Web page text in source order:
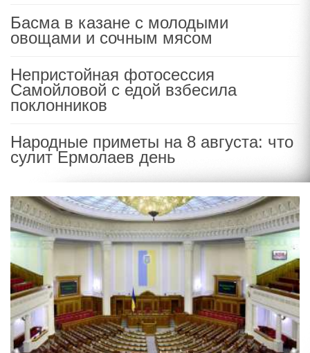
Басма в казане с молодыми
овощами и сочным мясом
Непристойная фотосессия
Самойловой с едой взбесила
поклонников
Народные приметы на 8 августа: что
сулит Ермолаев день